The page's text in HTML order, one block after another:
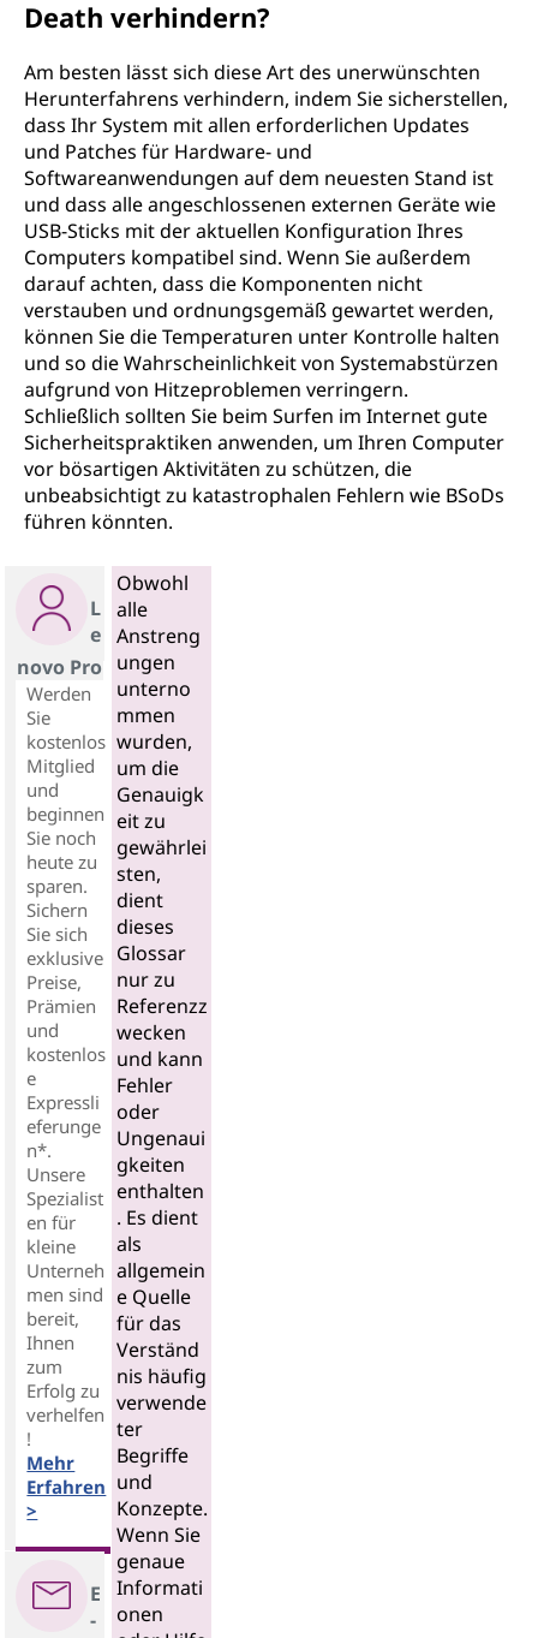
Death verhindern?
Am besten lässt sich diese Art des unerwünschten
Herunterfahrens verhindern, indem Sie sicherstellen,
dass Ihr System mit allen erforderlichen Updates
und Patches für Hardware- und
Softwareanwendungen auf dem neuesten Stand ist
und dass alle angeschlossenen externen Geräte wie
USB-Sticks mit der aktuellen Konfiguration Ihres
Computers kompatibel sind. Wenn Sie außerdem
darauf achten, dass die Komponenten nicht
verstauben und ordnungsgemäß gewartet werden,
können Sie die Temperaturen unter Kontrolle halten
und so die Wahrscheinlichkeit von Systemabstürzen
aufgrund von Hitzeproblemen verringern.
Schließlich sollten Sie beim Surfen im Internet gute
Sicherheitspraktiken anwenden, um Ihren Computer
vor bösartigen Aktivitäten zu schützen, die
unbeabsichtigt zu katastrophalen Fehlern wie BSoDs
führen könnten.
L
e
novo Pro
Werden
Sie
kostenlos
Mitglied
und
beginnen
Sie noch
heute zu
sparen.
Sichern
Sie sich
exklusive
Preise,
Prämien
und
kostenlos
e
Expressli
eferunge
n*.
Unsere
Spezialist
en für
kleine
Unterneh
men sind
bereit,
Ihnen
zum
Erfolg zu
verhelfen
!
Mehr
Erfahren
>
E
-
Obwohl
alle
Anstreng
ungen
unterno
mmen
wurden,
um die
Genauigk
eit zu
gewährlei
sten,
dient
dieses
Glossar
nur zu
Referenzz
wecken
und kann
Fehler
oder
Ungenaui
gkeiten
enthalten
. Es dient
als
allgemein
e Quelle
für das
Verständ
nis häufig
verwende
ter
Begriffe
und
Konzepte.
Wenn Sie
genaue
Informati
onen